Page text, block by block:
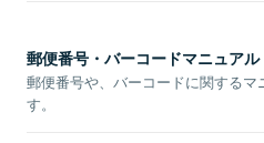
郵便番号・バーコードマニュアル
郵便番号や、バーコードに関するマ
す。